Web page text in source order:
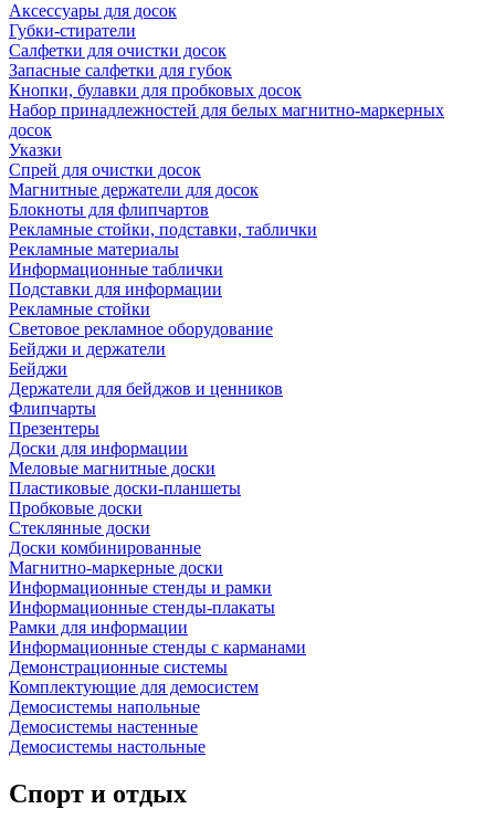
Аксессуары для досок
Губки-стиратели
Салфетки для очистки досок
Запасные салфетки для губок
Кнопки, булавки для пробковых досок
Набор принадлежностей для белых магнитно-маркерных
досок
Указки
Спрей для очистки досок
Магнитные держатели для досок
Блокноты для флипчартов
Рекламные стойки, подставки, таблички
Рекламные материалы
Информационные таблички
Подставки для информации
Рекламные стойки
Световое рекламное оборудование
Бейджи и держатели
Бейджи
Держатели для бейджов и ценников
Флипчарты
Презентеры
Доски для информации
Меловые магнитные доски
Пластиковые доски-планшеты
Пробковые доски
Стеклянные доски
Доски комбинированные
Магнитно-маркерные доски
Информационные стенды и рамки
Информационные стенды-плакаты
Рамки для информации
Информационные стенды с карманами
Демонстрационные системы
Комплектующие для демосистем
Демосистемы напольные
Демосистемы настенные
Демосистемы настольные
Спорт и отдых